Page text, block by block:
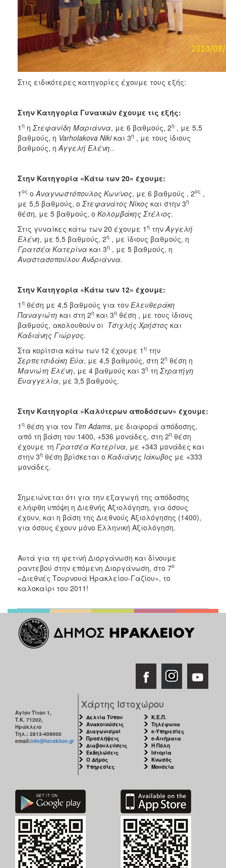
Στις ειδικότερες κατηγορίες έχουμε τους εξής:
Στην Κατηγορία Γυναικών έχουμε τις εξής:
1 η η Στεφανίδη Μαριάννα, με 6 βαθμούς, 2η , με 5,5
βαθμούς, η Varholakova Nikiκαι 3η , με τους ίδιους
βαθμούς, η Αγγελή Ελένη..
Στην Κατηγορία «Κάτω των 20» έχουμε:
1 ος ο Αναγνωστόπουλος Κων/νος, με 6 βαθμούς , 2ος ,
με 5,5 βαθμούς, ο Στεφανάτος Νίκος και στην 3η
θέση, με 5 βαθμούς, ο Κολομβάκης Στέλιος.
Στις γυναίκες κάτω των 20 έχουμε 1 η την Αγγελή
Ελένη, με 5,5 βαθμούς, 2η , με ίδιους βαθμούς, η
Γρατσέα Κατερίνα και 3η , με 5 βαθμούς, η
Αναστασοπούλου Ανδριάννα.
Στην Κατηγορία «Κάτω των 12» έχουμε:
1 η θέση με 4,5 βαθμούς για τον Ελευθεράκη
Παναγιώτη και στη 2η και 3η θέση , με τους ίδιους
βαθμούς, ακολουθούν οι Τσιχλής Χρήστος και
Καδιάνης Γιώργος.
Στα κορίτσια κάτω των 12 έχουμε 1 η την
Σερπετσιδάκη Εύα, με 4,5 βαθμούς, στη 2η θέση η
Μανιώτη Ελένη, με 4 βαθμούς και 3η τη Στρατήγη
Ευαγγελία, με 3,5 βαθμούς.
Στην Κατηγορία «Καλύτερων αποδόσεων» έχουμε:
1 η θέση για τον Tim Adams, με διαφορά απόδοσης,
από τη βάση του 1400, +536 μονάδες, στη 2η θέση
έχουμε τη Γρατσέα Κατερίνα, με +343 μονάδες και
στην 3η θέση βρίσκεται ο Καδιάνης Ιάκωβος με +333
μονάδες.
Σημειώνεται ότι για την εξαγωγή της απόδοσης
ελήφθη υπόψη η Διεθνής Αξιολόγηση, για όσους
έχουν, και η βάση της Διεθνούς Αξιολόγησης (1400),
για όσους έχουν μόνο Ελληνική Αξιολόγηση.
Αυτά για τη φετινή Διοργάνωση και δίνουμε
ραντεβού στην επόμενη Διοργάνωση, στο 7ο
«Διεθνές Τουρνουά Ηρακλείου-Γαζίου», το
καλοκαίρι του 2011!
Αγίου Τίτου 1,
Τ.Κ. 71202,
Ηράκλειο
Τηλ.: 2813-409000
email:info@heraklion.gr
Χάρτης Ιστοχώρου
Δελτία Τύπου
Ανακοινώσεις
Διαγωνισμοί
Προσλήψεις
Διαβουλεύσεις
Εκδηλώσεις
Ο Δήμος
Υπηρεσίες
Κ.Ε.Π.
Τηλέφωνα
e-Υπηρεσίες
e-Αιτήματα
Η Πόλη
Ιστορία
Κνωσός
Μουσεία